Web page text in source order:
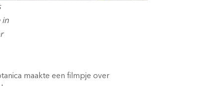
in
maakte een filmpje over